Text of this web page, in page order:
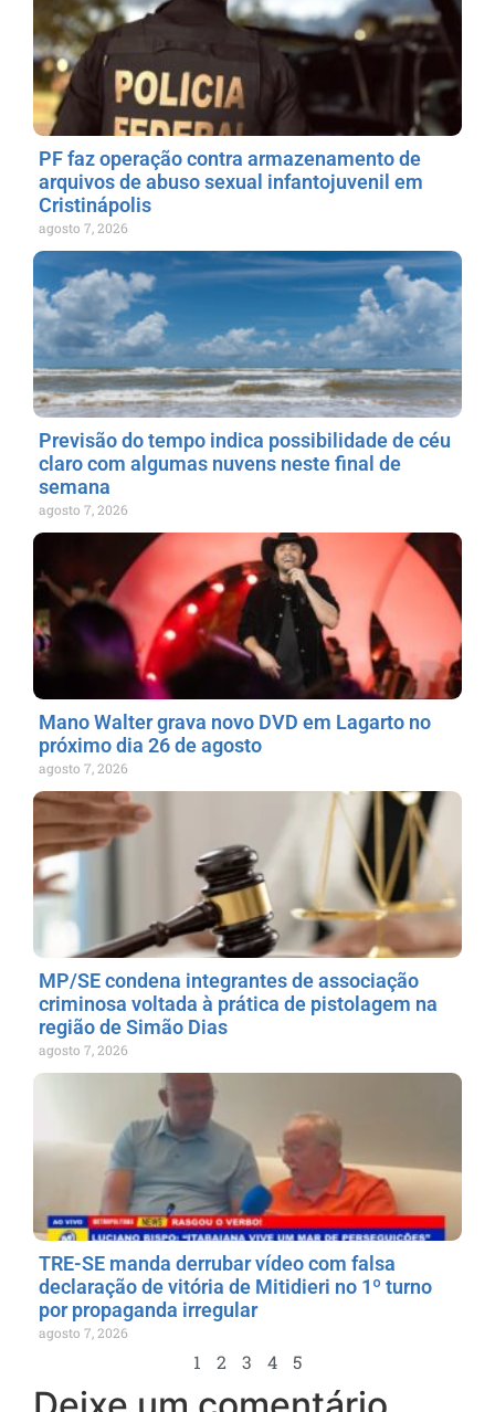
PF faz operação contra armazenamento de
arquivos de abuso sexual infantojuvenil em
Cristinápolis
agosto 7, 2026
Previsão do tempo indica possibilidade de céu
claro com algumas nuvens neste final de
semana
agosto 7, 2026
Mano Walter grava novo DVD em Lagarto no
próximo dia 26 de agosto
agosto 7, 2026
MP/SE condena integrantes de associação
criminosa voltada à prática de pistolagem na
região de Simão Dias
agosto 7, 2026
TRE-SE manda derrubar vídeo com falsa
declaração de vitória de Mitidieri no 1º turno
por propaganda irregular
agosto 7, 2026
1 2 3 4 5